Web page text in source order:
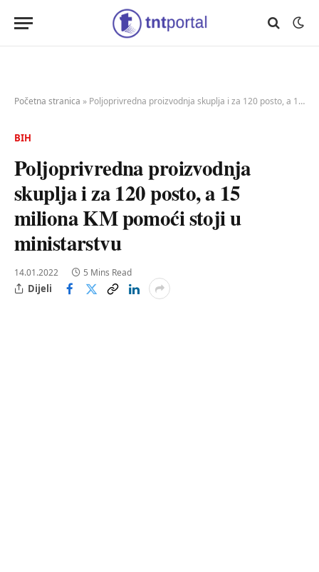
Početna stranica » Poljoprivredna proizvodnja skuplja i za 120 posto, a 15 miliona KM pomoći stoji u ministarstvu
BIH
Poljoprivredna proizvodnja
skuplja i za 120 posto, a 15
miliona KM pomoći stoji u
ministarstvu
14.01.2022 5 Mins Read
Dijeli